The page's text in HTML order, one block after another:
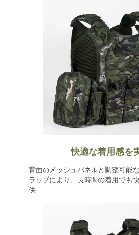
快適な着用感を
背面のメッシュパネルと調整可能
ラップにより、長時間の着用でも
供